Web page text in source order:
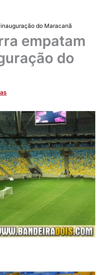
do Maracanã
empatam
do